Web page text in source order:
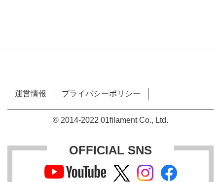
運営情報 プライバシーポリシー
© 2014-2022 01filament Co., Ltd.
OFFICIAL SNS